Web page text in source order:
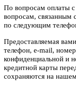
По вопросам оплаты
вопросам, связанным
по следующим
Предоставляемая
телефон, e-mail, номер
конфиденциальной и
кредитной карты
сохраняются на